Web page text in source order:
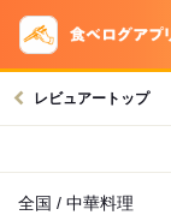
レビュアートップ
全国 / 中華料理